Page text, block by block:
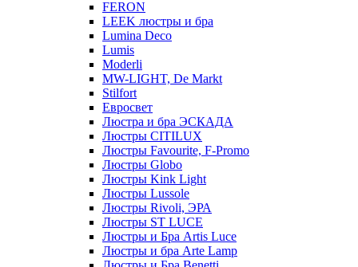
FERON
LEEK люстры и бра
Lumina Deco
Lumis
Moderli
MW-LIGHT, De Markt
Stilfort
Евросвет
Люстра и бра ЭСКАДА
Люстры CITILUX
Люстры Favourite, F-Promo
Люстры Globo
Люстры Kink Light
Люстры Lussole
Люстры Rivoli, ЭРА
Люстры ST LUCE
Люстры и Бра Artis Luce
Люстры и бра Arte Lamp